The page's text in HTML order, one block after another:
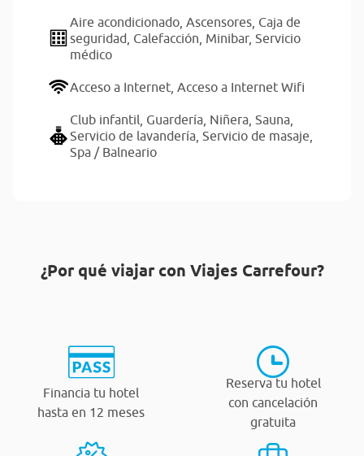
Aire acondicionado, Ascensores, Caja de
seguridad, Calefacción, Minibar, Servicio
médico
Acceso a Internet, Acceso a Internet Wifi
Club infantil, Guardería, Niñera, Sauna,
Servicio de lavandería, Servicio de masaje,
Spa / Balneario
¿Por qué viajar con Viajes Carrefour?
Financia tu hotel
hasta en 12 meses
Reserva tu hotel
con cancelación
gratuita